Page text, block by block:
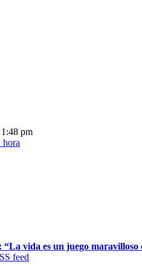
pm
vida es un juego maravilloso